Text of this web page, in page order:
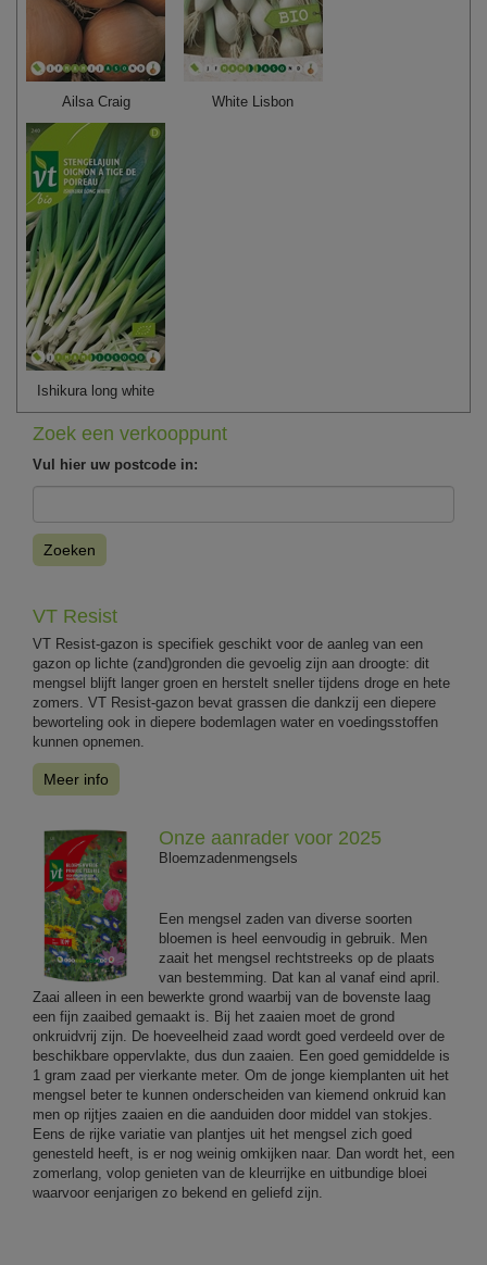
Ailsa Craig White Lisbon
Ishikura long white
Zoek een verkooppunt
Vul hier uw postcode in:
Zoeken
VT Resist
VT Resist-gazon is specifiek geschikt voor de aanleg van een
gazon op lichte (zand)gronden die gevoelig zijn aan droogte: dit
mengsel blijft langer groen en herstelt sneller tijdens droge en hete
zomers. VT Resist-gazon bevat grassen die dankzij een diepere
beworteling ook in diepere bodemlagen water en voedingsstoffen
kunnen opnemen.
Meer info
Onze aanrader voor 2025
Bloemzadenmengsels
Een mengsel zaden van diverse soorten
bloemen is heel eenvoudig in gebruik. Men
zaait het mengsel rechtstreeks op de plaats
van bestemming. Dat kan al vanaf eind april.
Zaai alleen in een bewerkte grond waarbij van de bovenste laag
een fijn zaaibed gemaakt is. Bij het zaaien moet de grond
onkruidvrij zijn. De hoeveelheid zaad wordt goed verdeeld over de
beschikbare oppervlakte, dus dun zaaien. Een goed gemiddelde is
1 gram zaad per vierkante meter. Om de jonge kiemplanten uit het
mengsel beter te kunnen onderscheiden van kiemend onkruid kan
men op rijtjes zaaien en die aanduiden door middel van stokjes.
Eens de rijke variatie van plantjes uit het mengsel zich goed
genesteld heeft, is er nog weinig omkijken naar. Dan wordt het, een
zomerlang, volop genieten van de kleurrijke en uitbundige bloei
waarvoor eenjarigen zo bekend en geliefd zijn.